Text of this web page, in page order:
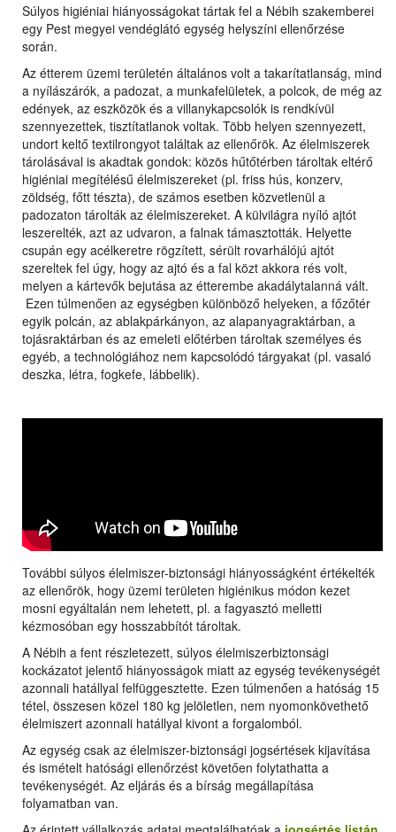
Súlyos higiéniai hiányosságokat tártak fel a Nébih szakemberei
egy Pest megyei vendéglátó egység helyszíni ellenőrzése
során.
Az étterem üzemi területén általános volt a takarítatlanság, mind
a nyílászárók, a padozat, a munkafelületek, a polcok, de még az
edények, az eszközök és a villanykapcsolók is rendkívül
szennyezettek, tisztítatlanok voltak. Több helyen szennyezett,
undort keltő textilrongyot találtak az ellenőrök. Az élelmiszerek
tárolásával is akadtak gondok: közös hűtőtérben tároltak eltérő
higiéniai megítélésű élelmiszereket (pl. friss hús, konzerv,
zöldség, főtt tészta), de számos esetben közvetlenül a
padozaton tárolták az élelmiszereket. A külvilágra nyíló ajtót
leszerelték, azt az udvaron, a falnak támasztották. Helyette
csupán egy acélkeretre rögzített, sérült rovarhálójú ajtót
szereltek fel úgy, hogy az ajtó és a fal közt akkora rés volt,
melyen a kártevők bejutása az étterembe akadálytalanná vált.
Ezen túlmenően az egységben különböző helyeken, a főzőtér
egyik polcán, az ablakpárkányon, az alapanyagraktárban, a
tojásraktárban és az emeleti előtérben tároltak személyes és
egyéb, a technológiához nem kapcsolódó tárgyakat (pl. vasaló
deszka, létra, fogkefe, lábbelik).
További súlyos élelmiszer-biztonsági hiányosságként értékelték
az ellenőrök, hogy üzemi területen higiénikus módon kezet
mosni egyáltalán nem lehetett, pl. a fagyasztó melletti
kézmosóban egy hosszabbítót tároltak.
A Nébih a fent részletezett, súlyos élelmiszerbiztonsági
kockázatot jelentő hiányosságok miatt az egység tevékenységét
azonnali hatállyal felfüggesztette. Ezen túlmenően a hatóság 15
tétel, összesen közel 180 kg jelöletlen, nem nyomonkövethető
élelmiszert azonnali hatállyal kivont a forgalomból.
Az egység csak az élelmiszer-biztonsági jogsértések kijavítása
és ismételt hatósági ellenőrzést követően folytathatta a
tevékenységét. Az eljárás és a bírság megállapítása
folyamatban van.